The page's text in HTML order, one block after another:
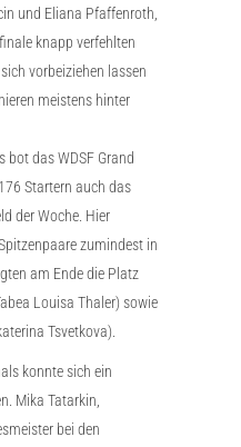
und Eliana Pfaffenroth,
knapp verfehlten
vorbeiziehen lassen
meistens hinter
bot das WDSF Grand
Startern auch das
der Woche. Hier
zumindest in
am Ende die Platz
Louisa Thaler) sowie
Tsvetkova).
konnte sich ein
Mika Tatarkin,
bei den